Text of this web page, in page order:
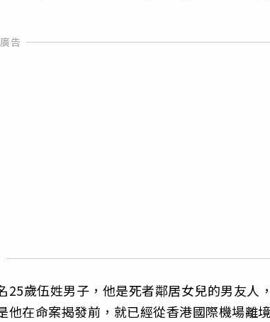
歲伍姓男子，他是死者鄰居女兒的男友人
在命案揭發前，就已經從香港國際機場離